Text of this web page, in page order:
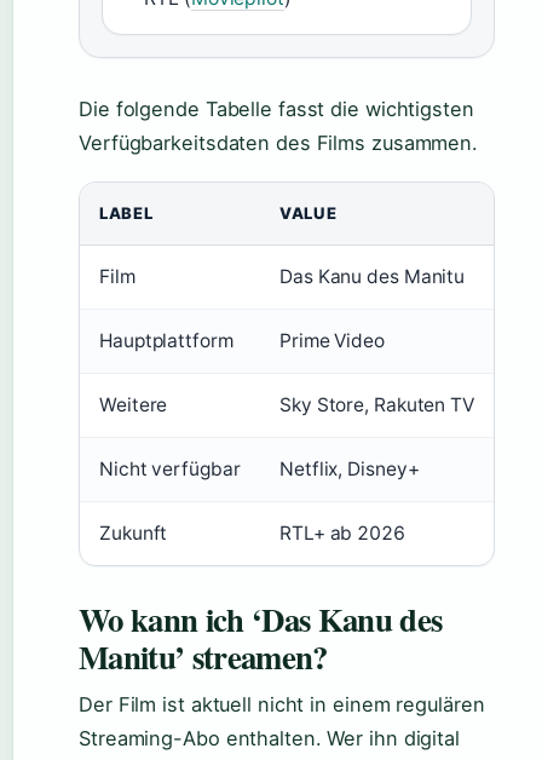
Die folgende Tabelle fasst die wichtigsten
Verfügbarkeitsdaten des Films zusammen.
LABEL VALUE
Film Das Kanu des Manitu
Hauptplattform Prime Video
Weitere Sky Store, Rakuten TV
Nicht verfügbar Netflix, Disney+
Zukunft RTL+ ab 2026
Wo kann ich ‘Das Kanu des
Manitu’ streamen?
Der Film ist aktuell nicht in einem regulären
Streaming-Abo enthalten. Wer ihn digital